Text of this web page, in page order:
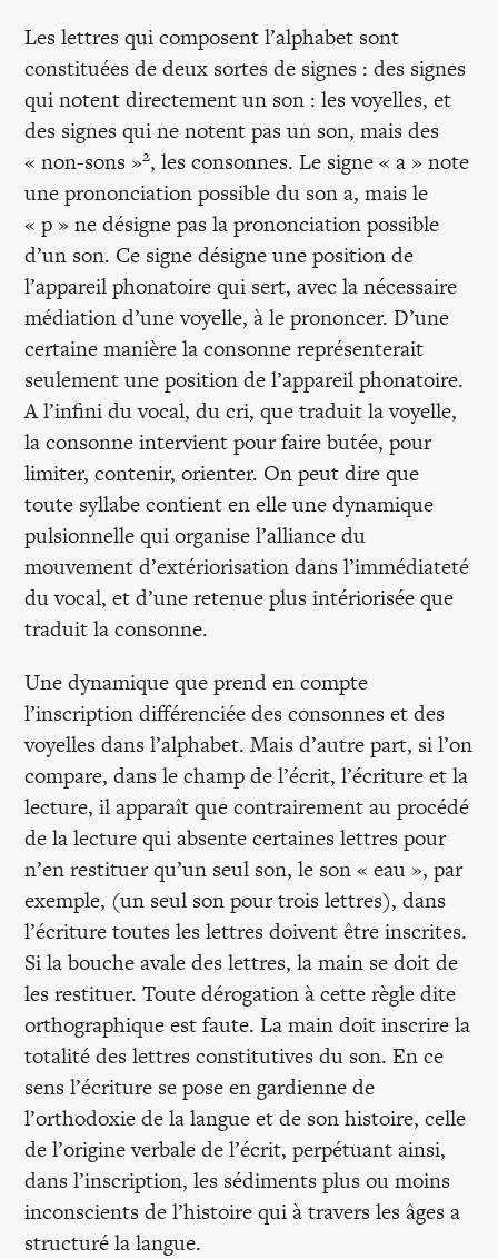
Les lettres qui composent l’alphabet sont
constituées de deux sortes de signes : des signes
qui notent directement un son : les voyelles, et
des signes qui ne notent pas un son, mais des
« non-sons »2, les consonnes. Le signe « a » note
une prononciation possible du son a, mais le
« p » ne désigne pas la prononciation possible
d’un son. Ce signe désigne une position de
l’appareil phonatoire qui sert, avec la nécessaire
médiation d’une voyelle, à le prononcer. D’une
certaine manière la consonne représenterait
seulement une position de l’appareil phonatoire.
A l’infini du vocal, du cri, que traduit la voyelle,
la consonne intervient pour faire butée, pour
limiter, contenir, orienter. On peut dire que
toute syllabe contient en elle une dynamique
pulsionnelle qui organise l’alliance du
mouvement d’extériorisation dans l’immédiateté
du vocal, et d’une retenue plus intériorisée que
traduit la consonne.
Une dynamique que prend en compte
l’inscription différenciée des consonnes et des
voyelles dans l’alphabet. Mais d’autre part, si l’on
compare, dans le champ de l’écrit, l’écriture et la
lecture, il apparaît que contrairement au procédé
de la lecture qui absente certaines lettres pour
n’en restituer qu’un seul son, le son « eau », par
exemple, (un seul son pour trois lettres), dans
l’écriture toutes les lettres doivent être inscrites.
Si la bouche avale des lettres, la main se doit de
les restituer. Toute dérogation à cette règle dite
orthographique est faute. La main doit inscrire la
totalité des lettres constitutives du son. En ce
sens l’écriture se pose en gardienne de
l’orthodoxie de la langue et de son histoire, celle
de l’origine verbale de l’écrit, perpétuant ainsi,
dans l’inscription, les sédiments plus ou moins
inconscients de l’histoire qui à travers les âges a
structuré la langue.